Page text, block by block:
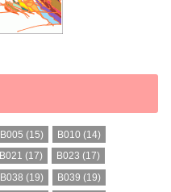
B005 (15) B010 (14)
B021 (17) B023 (17)
B038 (19) B039 (19)